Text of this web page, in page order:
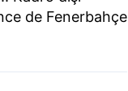
de Fenerbahçe